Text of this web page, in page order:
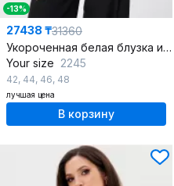
-13%
27438 ₸31360
Укороченная белая блузка из хлопка с присборенным низом, демисезон
Your size 2245
42, 44, 46, 48
лучшая цена
В корзину